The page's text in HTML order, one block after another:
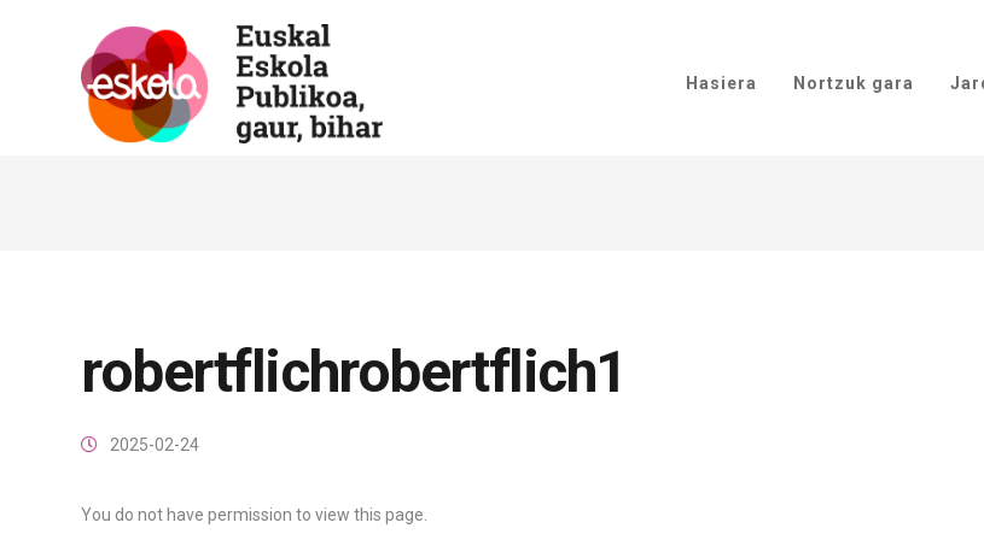
Hasiera Nortzuk gara
robertflichrobertflich1
2025-02-24
You do not have permission to view this page.